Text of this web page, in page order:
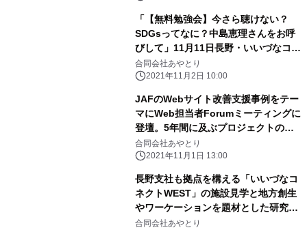
「【無料勉強会】今さら聴けない？
SDGsってなに？中島恵理さんをお呼
びして」11月11日長野・いいづなコネ
クトWESTにて開催
合同会社あやとり
2021年11月2日 10:00
JAFのWebサイト改善支援事例をテー
マにWeb担当者Forumミーティングに
登壇。5年間に及ぶプロジェクトの全
貌を発表
合同会社あやとり
2021年11月1日 13:00
長野支社も拠点を構える「いいづなコ
ネクトWEST」の施設見学と地方創生
やワーケーションを題材とした研究会
をコーディネート
合同会社あやとり